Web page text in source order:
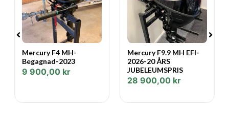
Landström
Bogpropeller
Vattenskidbåge
Mid Kabin
Stort och rymligt körkapell med bågar.
Hydralstyrning
Elreglage
Rostfri propeller
Mercury F4 MH-
Begagnad-2023
9 900,00 kr
Mercury F9.9 MH EFI-
2026-20 ÅRS
JUBELEUMSPRIS
28 900,00 kr